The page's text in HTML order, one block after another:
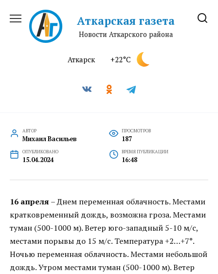
содержанию
Аткарская газета
Новости Аткарского района
Аткарск +22°C
АВТОР
Михаил Васильев
ПРОСМОТРОВ
187
ОПУБЛИКОВАНО
15.04.2024
ВРЕМЯ ПУБЛИКАЦИИ
16:48
16 апреля – Днем переменная облачность. Местами
кратковременный дождь, возможна гроза. Местами
туман (500-1000 м). Ветер юго-западный 5-10 м/с,
местами порывы до 15 м/с. Температура +2…+7°.
Ночью переменная облачность. Местами небольшой
дождь. Утром местами туман (500-1000 м). Ветер